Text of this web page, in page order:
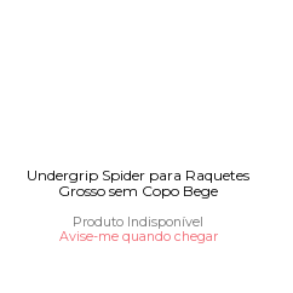
Undergrip Spider para Raquetes
Grosso sem Copo Bege
Produto Indisponível
Avise-me quando chegar